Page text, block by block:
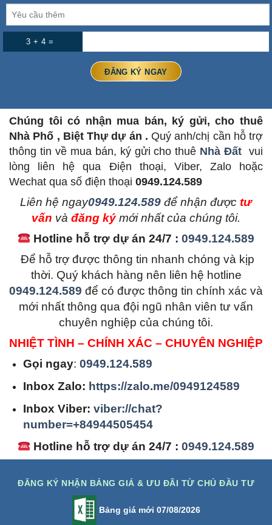
3 + 4 =
Chúng tôi có nhận mua bán, ký gửi, cho thuê
Nhà Phố , Biệt Thự dự án . Quý anh/chị cần hỗ trợ
thông tin về mua bán, ký gửi cho thuê Nhà Đất vui
lòng liên hệ qua Điện thoại, Viber, Zalo hoặc
Wechat qua số điện thoại 0949.124.589
Liên hệ ngay0949.124.589 để nhận được tư
vấn và đăng kýmới nhất của chúng tôi.
Hotline hỗ trợ dự án 24/7 :0949.124.589
Để hỗ trợ được thông tin nhanh chóng và kịp
thời. Quý khách hàng nên liên hệ hotline
0949.124.589 để có được thông tin chính xác và
mới nhất thông qua đội ngũ nhân viên tư vấn
chuyên nghiệp của chúng tôi.
NHIỆT TÌNH – CHÍNH XÁC – CHUYÊN NGHIỆP
Gọi ngay:0949.124.589
Inbox Zalo: https://zalo.me/0949124589
Inbox Viber:viber://chat?
number=+84944505454
Hotline hỗ trợ dự án 24/7 :0949.124.589
ĐĂNG KÝ NHẬN BẢNG GIÁ & ƯU ĐÃI TỪ CHỦ ĐẦU TƯ
Bảng giá mới 07/08/2026